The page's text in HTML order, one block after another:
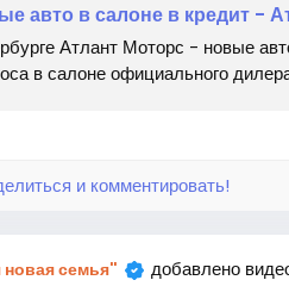
только в два ключевых
обходят стороной
Ну а после этого возможно
салон?
рейтинги, посмотреть
авто в салоне в кредит -
Атлант Моторс - новые
в салоне официального
и комментировать!
семья" добавлено